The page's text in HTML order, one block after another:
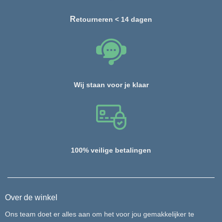
Retourneren < 14 dagen
Wij staan voor je klaar
100% veilige betalingen
Over de winkel
Ons team doet er alles aan om het voor jou gemakkelijker te